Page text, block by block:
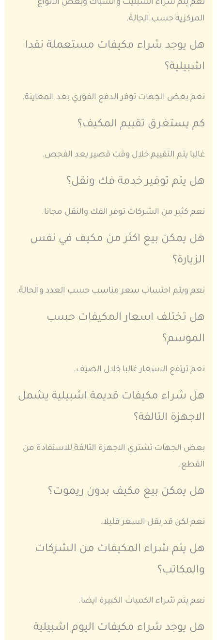
نعم يتم شراء السبليت والشباك وبعض الانواع
المركزية حسب الحالة.
هل يوجد شراء مكيفات مستعملة نقدا
اشبيلية؟
نعم بعض الجهات توفر الدفع الفوري بعد المعاينة.
كم يستغرق تقييم المكيف؟
غالبا يتم التقييم خلال وقت قصير بعد الفحص.
هل يتم توفير خدمة فك ونقل؟
نعم كثير من الشركات توفر الفك والنقل مجانا.
هل يمكن بيع اكثر من مكيف في نفس
الزيارة؟
نعم ويتم احتساب سعر مناسب حسب العدد والحالة.
هل تختلف اسعار المكيفات حسب
الموسم؟
نعم ترتفع الاسعار غالبا خلال الصيف.
هل شراء مكيفات قديمة اشبيلية يشمل
الاجهزة التالفة؟
بعض الجهات تشتري الاجهزة التالفة للاستفادة من
القطع.
هل يمكن بيع مكيف بدون ريموت؟
نعم لكن قد يقل السعر قليلا.
هل يتم شراء المكيفات من الشركات
والمكاتب؟
نعم يتم شراء الكميات الكبيرة ايضا.
هل يوجد شراء مكيفات اليوم اشبيلية